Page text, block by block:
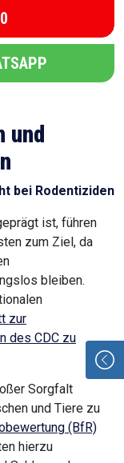
und
bei Rodentiziden
ist, führen
zum Ziel, da
bleiben.
zur
des CDC zu
Sorgfalt
und Tiere zu
(BfR)
hierzu